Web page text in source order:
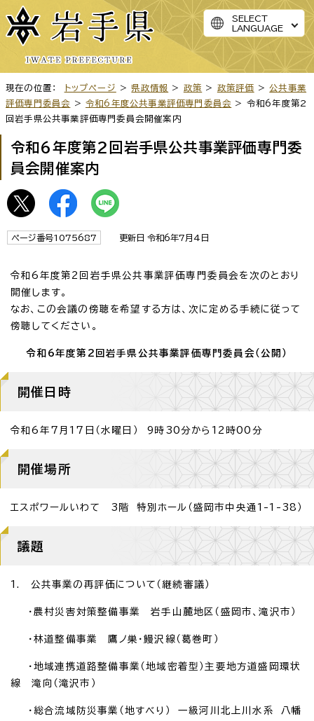
SELECT
LANGUAGE
現在の位置： トップページ > 県政情報 > 政策 > 政策評価 >公共事業
評価専門委員会
>令和6年度公共事業評価専門委員会 > 令和6年度第2
回岩手県公共事業評価専門委員会開催案内
令和6年度第2回岩手県公共事業評価専門委
員会開催案内
ページ番号1075687 更新日 令和6年7月4日
令和6年度第2回岩手県公共事業評価専門委員会を次のとおり
開催します。
なお、この会議の傍聴を希望する方は、次に定める手続に従って
傍聴してください。
令和6年度第2回岩手県公共事業評価専門委員会（公開）
開催日時
令和6年7月17日（水曜日） 9時30分から12時00分
開催場所
エスポワールいわて 3階 特別ホール（盛岡市中央通1-1-38）
議題
1. 公共事業の再評価について（継続審議）
・農村災害対策整備事業 岩手山麓地区（盛岡市、滝沢市）
・林道整備事業 鷹ノ巣・鰻沢線（葛巻町）
・地域連携道路整備事業（地域密着型）主要地方道盛岡環状
線 滝向（滝沢市）
・総合流域防災事業（地すべり） 一級河川北上川水系 八幡